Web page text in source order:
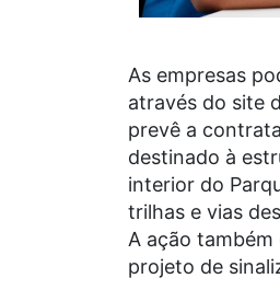
As empresas
através do site
prevê a
destinado à
interior do
trilhas e vias
A ação
projeto de